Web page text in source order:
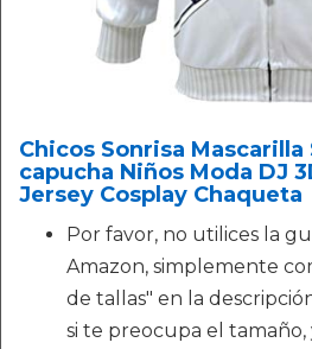
Chicos Sonrisa Mascarilla
capucha Niños Moda DJ
Jersey Cosplay Chaqueta
Por favor, no utilices la
Amazon, simplemente
de tallas" en la
si te preocupa el